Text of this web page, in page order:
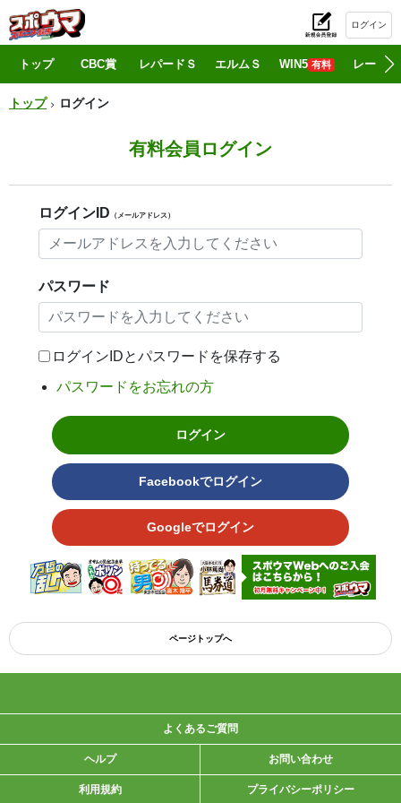
ログイン
トップ CBC賞 レパードＳ エルムＳ WIN5 有料 レース
トップ ログイン
有料会員ログイン
ログインID （メールアドレス）
パスワード
ログインIDとパスワードを保存する
パスワードをお忘れの方
ログイン
Facebookでログイン
Googleでログイン
ページトップへ
よくあるご質問
ヘルプ お問い合わせ
利用規約 プライバシーポリシー